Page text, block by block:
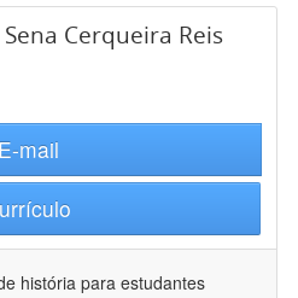
Cerqueira Reis
E-mail
história para estudantes